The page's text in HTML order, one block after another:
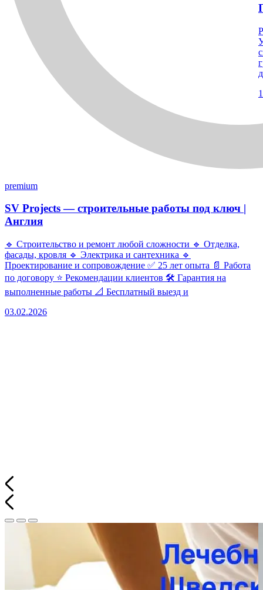
premium
SV Projects — строительные работы под ключ |
Англия
🔹 Строительство и ремонт любой сложности 🔹 Отделка,
фасады, кровля 🔹 Электрика и сантехника 🔹
Проектирование и сопровождение ✅ 25 лет опыта 📄 Работа
по договору ⭐ Рекомендации клиентов 🛠 Гарантия на
выполненные работы 📐 Бесплатный выезд и
03.02.2026